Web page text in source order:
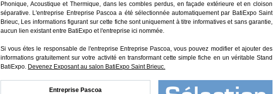
Phonique, Acoustique et Thermique, dans les combles perdus, en façade extérieure et en cloison
séparative. L'entreprise Entreprise Pascoa a été sélectionnée automatiquement par BatiExpo Saint
Brieuc, Les informations figurant sur cette fiche sont uniquement à titre informatives et sans garantie,
aucun lien existant entre BatiExpo et l'entreprise ici nommée.
Si vous étes le responsable de l'entreprise Entreprise Pascoa, vous pouvez modifier et ajouter des
informations gratuitement sur votre activité en transformant cette simple fiche en un véritable Stand
BatiExpo. Devenez Exposant au salon BatiExpo Saint Brieuc.
Entreprise Pascoa